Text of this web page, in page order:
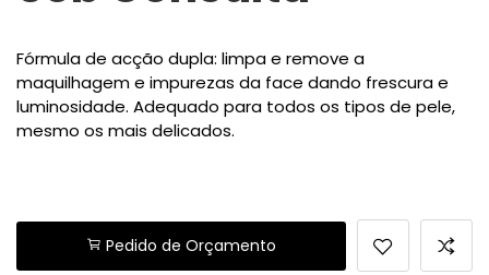
Fórmula de acção dupla: limpa e remove a
maquilhagem e impurezas da face dando frescura e
luminosidade. Adequado para todos os tipos de pele,
mesmo os mais delicados.
Pedido de Orçamento